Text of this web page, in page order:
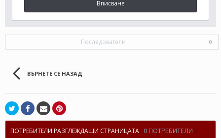
Вписване
Последователи 0
ВЪРНЕТЕ СЕ НАЗАД
ПОТРЕБИТЕЛИ РАЗГЛЕЖДАЩИ СТРАНИЦАТА 0 ПОТРЕБИТЕЛИ